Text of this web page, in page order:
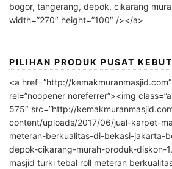
bogor, tangerang, depok, cikarang
width=”270″ height=”100″ /></a>
PILIHAN PRODUK PUSAT
<a href=”http://
rel=”noopener noreferrer”><img
575″ src=”http://
content/uploads/2017/06/jual-karpet-
meteran-berkualitas-di-bekasi-jakarta-
depok-cikarang-murah-produk-diskon-
masjid turki tebal roll meteran